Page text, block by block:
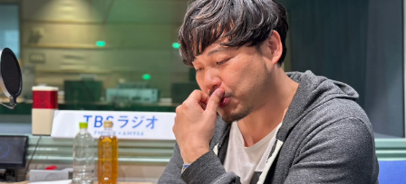
お知らせ
イベント・グッズ
YouTube
会社情報